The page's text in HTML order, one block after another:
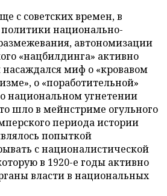
с советских времен, в
национально-
автономизации
«нацбилдинга» активно
насаждался миф о «кровавом
о «поработительной»
национальном угнетении
шло в мейнстриме огульного
периода истории
попыткой
с националистической
в 1920-е годы активно
власти в национальных